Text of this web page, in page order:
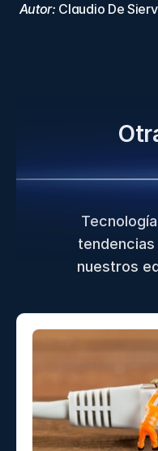
Autor: Claudio De
nuestros